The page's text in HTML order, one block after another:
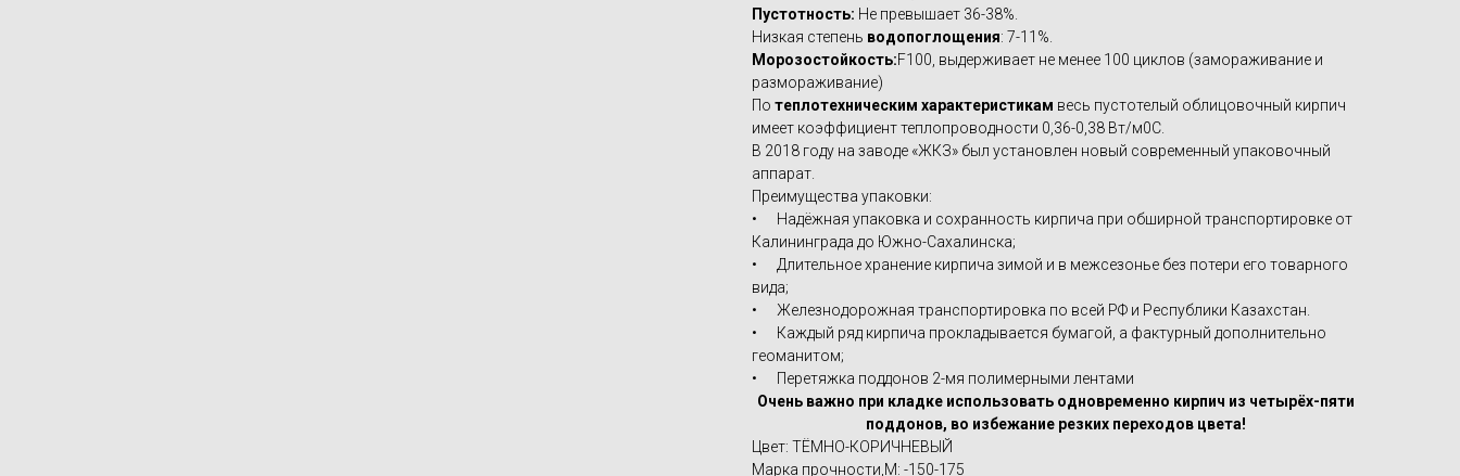
Пустотность: Не превышает 36-38%.
Низкая степень водопоглощения: 7-11%.
Морозостойкость:F100, выдерживает не менее 100 циклов (замораживание и
размораживание)
По теплотехническим характеристикам весь пустотелый облицовочный кирпич
имеет коэффициент теплопроводности 0,36-0,38 Вт/м0С.
В 2018 году на заводе «ЖКЗ» был установлен новый современный упаковочный
аппарат.
Преимущества упаковки:
• Надёжная упаковка и сохранность кирпича при обширной транспортировке от
Калининграда до Южно-Сахалинска;
• Длительное хранение кирпича зимой и в межсезонье без потери его товарного
вида;
• Железнодорожная транспортировка по всей РФ и Республики Казахстан.
• Каждый ряд кирпича прокладывается бумагой, а фактурный дополнительно
геоманитом;
• Перетяжка поддонов 2-мя полимерными лентами
Очень важно при кладке использовать одновременно кирпич из четырёх-пяти
поддонов, во избежание резких переходов цвета!
Цвет: ТЁМНО-КОРИЧНЕВЫЙ
Марка прочности,M: -150-175